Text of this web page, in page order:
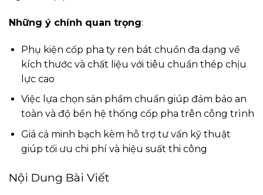
Những ý chính quan trọng:
Phụ kiện cốp pha ty ren bát chuồn đa dạng về
kích thước và chất liệu với tiêu chuẩn thép chịu
lực cao
Việc lựa chọn sản phẩm chuẩn giúp đảm bảo an
toàn và độ bền hệ thống cốp pha trên công trình
Giá cả minh bạch kèm hỗ trợ tư vấn kỹ thuật
giúp tối ưu chi phí và hiệu suất thi công
Nội Dung Bài Viết